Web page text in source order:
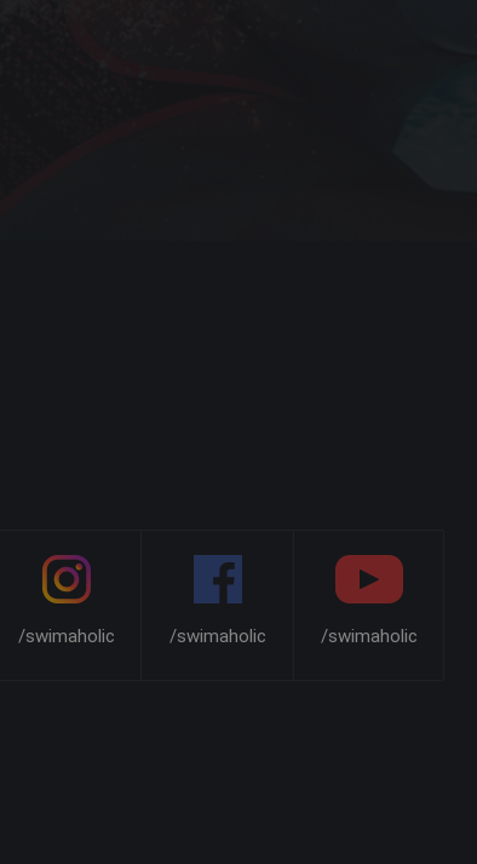
/swimaholic /swimaholic /swimaholic